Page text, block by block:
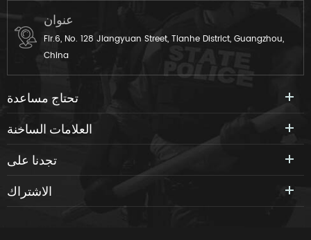
عنوان
Flr.6, No. 128 Jiangyuan Street, Tianhe District, Guangzhou,
China
تحتاج مساعدة
العلامات الساخنة
تجدنا على
الاشتراك